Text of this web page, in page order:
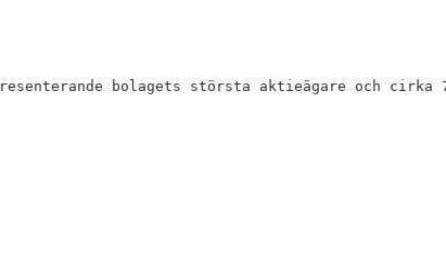
bolagets största aktieägare